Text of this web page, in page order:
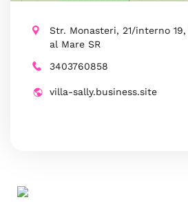
Str. Monasteri, 21/interno
al Mare SR
3403760858
villa-sally.business.site